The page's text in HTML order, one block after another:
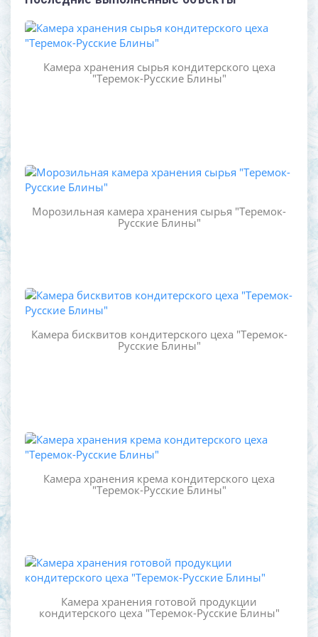
Камера хранения сырья кондитерского цеха
"Теремок-Русские Блины"
Морозильная камера хранения сырья "Теремок-
Русские Блины"
Камера бисквитов кондитерского цеха "Теремок-
Русские Блины"
Камера хранения крема кондитерского цеха
"Теремок-Русские Блины"
Камера хранения готовой продукции
кондитерского цеха "Теремок-Русские Блины"